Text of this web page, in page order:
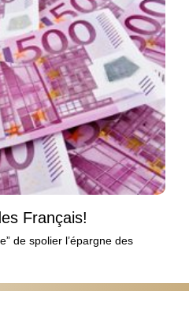
Français!
de spolier l’épargne des